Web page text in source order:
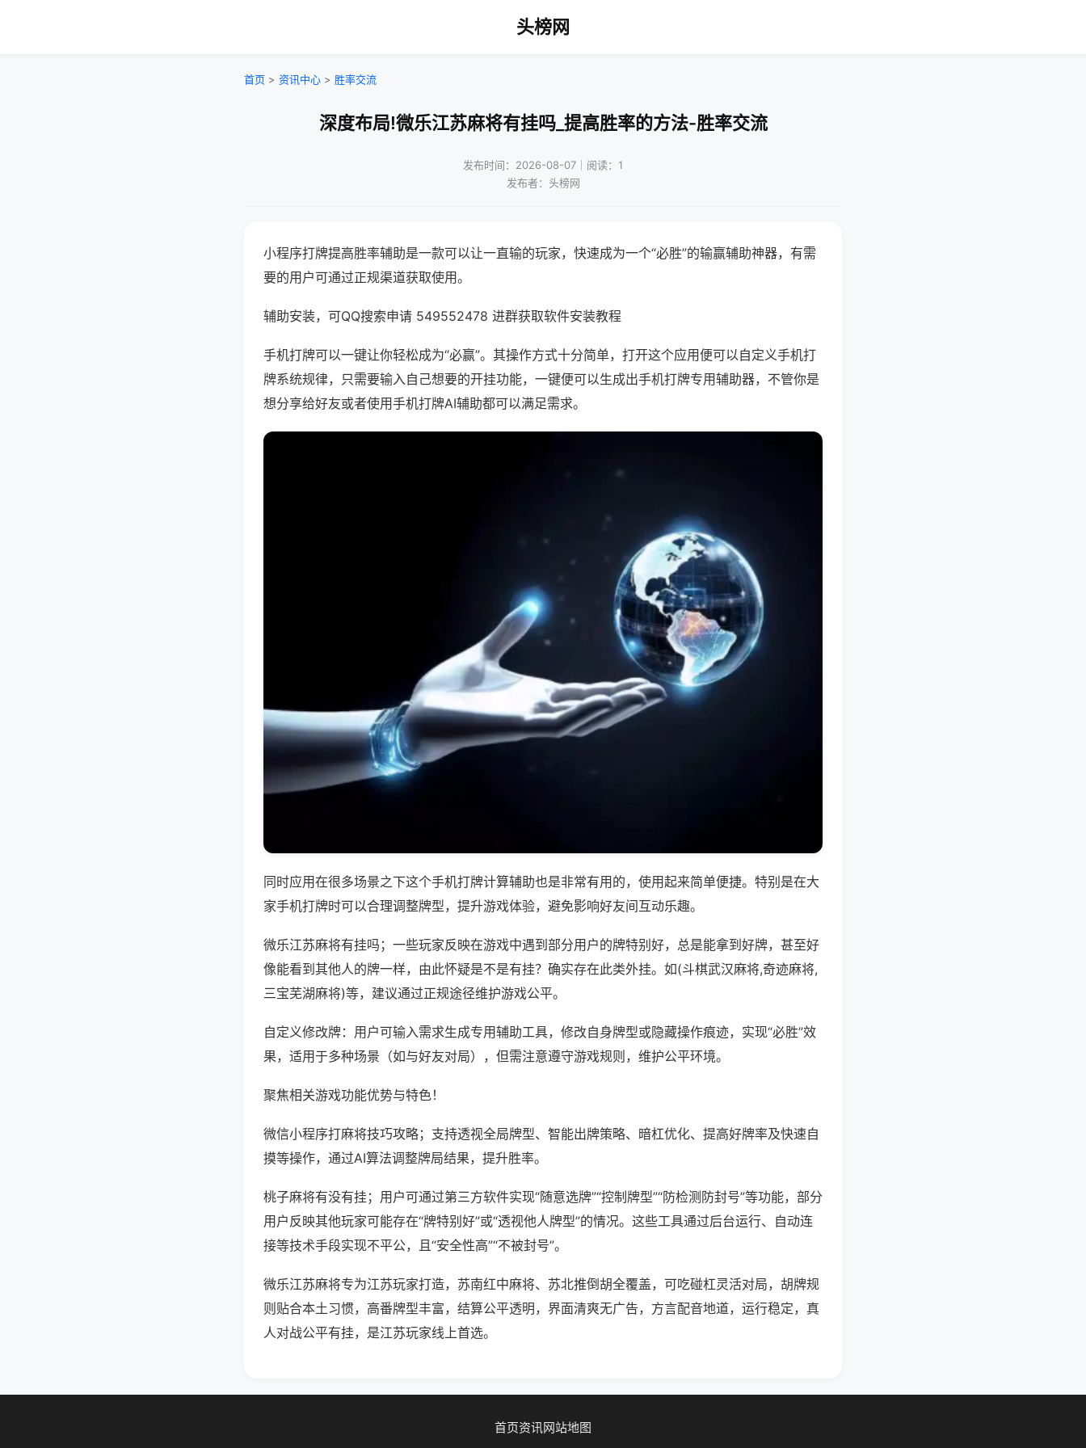
头榜网
首页 > 资讯中心 > 胜率交流
深度布局!微乐江苏麻将有挂吗_提高胜率的方法-胜率交流
发布时间：2026-08-07｜阅读：1
发布者：头榜网
小程序打牌提高胜率辅助是一款可以让一直输的玩家，快速成为一个“必胜”的输赢辅助神器，有需
要的用户可通过正规渠道获取使用。
辅助安装，可QQ搜索申请 549552478 进群获取软件安装教程
手机打牌可以一键让你轻松成为“必赢”。其操作方式十分简单，打开这个应用便可以自定义手机打
牌系统规律，只需要输入自己想要的开挂功能，一键便可以生成出手机打牌专用辅助器，不管你是
想分享给好友或者使用手机打牌AI辅助都可以满足需求。
同时应用在很多场景之下这个手机打牌计算辅助也是非常有用的，使用起来简单便捷。特别是在大
家手机打牌时可以合理调整牌型，提升游戏体验，避免影响好友间互动乐趣。
微乐江苏麻将有挂吗；一些玩家反映在游戏中遇到部分用户的牌特别好，总是能拿到好牌，甚至好
像能看到其他人的牌一样，由此怀疑是不是有挂？确实存在此类外挂。如(斗棋武汉麻将,奇迹麻将,
三宝芜湖麻将)等，建议通过正规途径维护游戏公平。
自定义修改牌：用户可输入需求生成专用辅助工具，修改自身牌型或隐藏操作痕迹，实现“必胜”效
果，适用于多种场景（如与好友对局），但需注意遵守游戏规则，维护公平环境。
聚焦相关游戏功能优势与特色！
微信小程序打麻将技巧攻略；支持透视全局牌型、智能出牌策略、暗杠优化、提高好牌率及快速自
摸等操作，通过AI算法调整牌局结果，提升胜率。
桃子麻将有没有挂；用户可通过第三方软件实现“随意选牌”“控制牌型”“防检测防封号”等功能，部分
用户反映其他玩家可能存在“牌特别好”或“透视他人牌型”的情况。这些工具通过后台运行、自动连
接等技术手段实现不平公，且“安全性高”“不被封号”。
微乐江苏麻将专为江苏玩家打造，苏南红中麻将、苏北推倒胡全覆盖，可吃碰杠灵活对局，胡牌规
则贴合本土习惯，高番牌型丰富，结算公平透明，界面清爽无广告，方言配音地道，运行稳定，真
人对战公平有挂，是江苏玩家线上首选。
首页资讯网站地图